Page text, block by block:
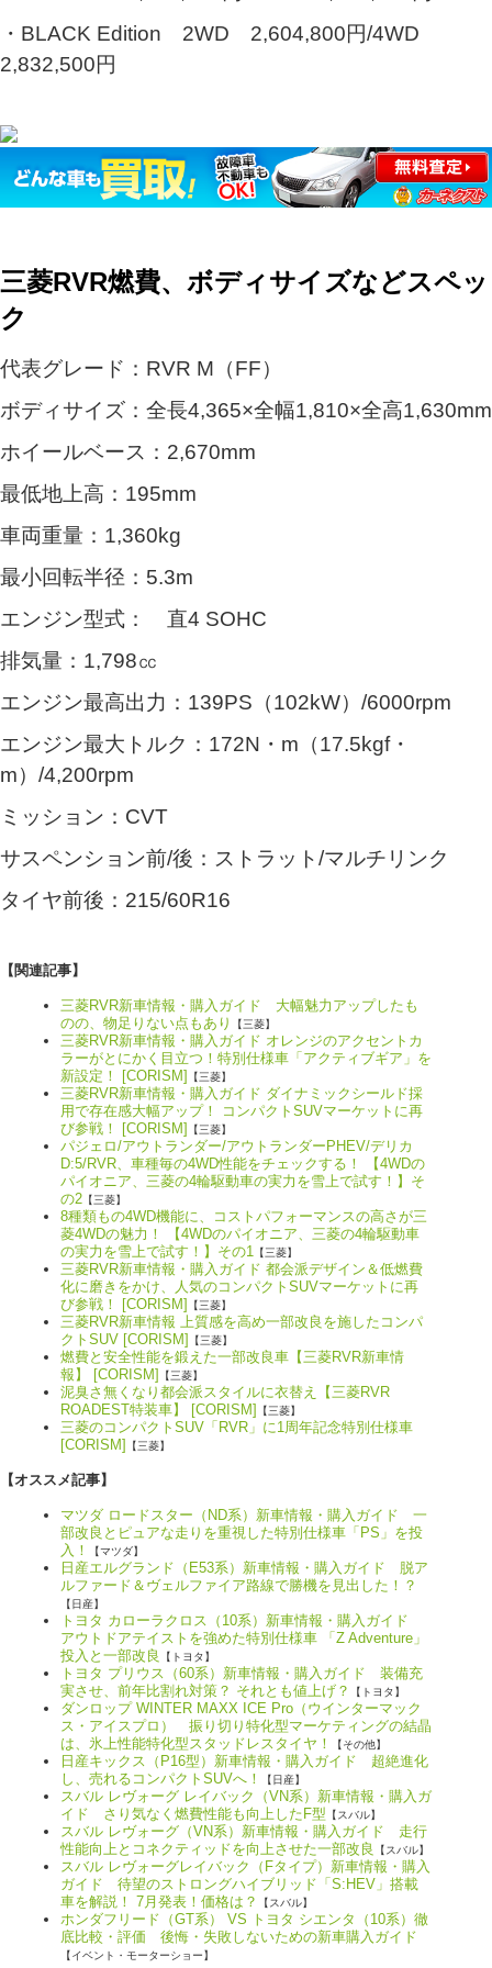
・BLACK Edition 2WD 2,604,800円/4WD
2,832,500円
三菱RVR燃費、ボディサイズなどスペッ
ク
代表グレード：RVR M（FF）
ボディサイズ：全長4,365×全幅1,810×全高1,630mm
ホイールベース：2,670mm
最低地上高：195mm
車両重量：1,360kg
最小回転半径：5.3m
エンジン型式： 直4 SOHC
排気量：1,798㏄
エンジン最高出力：139PS（102kW）/6000rpm
エンジン最大トルク：172N・m（17.5kgf・
m）/4,200rpm
ミッション：CVT
サスペンション前/後：ストラット/マルチリンク
タイヤ前後：215/60R16
【関連記事】
三菱RVR新車情報・購入ガイド 大幅魅力アップしたも
のの、物足りない点もあり
【三菱】
三菱RVR新車情報・購入ガイド オレンジのアクセントカ
ラーがとにかく目立つ！特別仕様車「アクティブギア」を
新設定！ [CORISM]
【三菱】
三菱RVR新車情報・購入ガイド ダイナミックシールド採
用で存在感大幅アップ！ コンパクトSUVマーケットに再
び参戦！ [CORISM]
【三菱】
パジェロ/アウトランダー/アウトランダーPHEV/デリカ
D:5/RVR、車種毎の4WD性能をチェックする！ 【4WDの
パイオニア、三菱の4輪駆動車の実力を雪上で試す！】そ
の2 【三菱】
8種類もの4WD機能に、コストパフォーマンスの高さが三
菱4WDの魅力！ 【4WDのパイオニア、三菱の4輪駆動車
の実力を雪上で試す！】その1 【三菱】
三菱RVR新車情報・購入ガイド 都会派デザイン＆低燃費
化に磨きをかけ、人気のコンパクトSUVマーケットに再
び参戦！ [CORISM]
【三菱】
三菱RVR新車情報 上質感を高め一部改良を施したコンパ
クトSUV [CORISM]
【三菱】
燃費と安全性能を鍛えた一部改良車【三菱RVR新車情
報】 [CORISM]
【三菱】
泥臭さ無くなり都会派スタイルに衣替え【三菱RVR
ROADEST特装車】 [CORISM]
【三菱】
三菱のコンパクトSUV「RVR」に1周年記念特別仕様車
[CORISM]
【三菱】
【オススメ記事】
マツダ ロードスター（ND系）新車情報・購入ガイド 一
部改良とピュアな走りを重視した特別仕様車「PS」を投
入！
【マツダ】
日産エルグランド（E53系）新車情報・購入ガイド 脱ア
ルファード＆ヴェルファイア路線で勝機を見出した！？
【日産】
トヨタ カローラクロス（10系）新車情報・購入ガイド
アウトドアテイストを強めた特別仕様車 「Z Adventure」
投入と一部改良
【トヨタ】
トヨタ プリウス（60系）新車情報・購入ガイド 装備充
実させ、前年比割れ対策？ それとも値上げ？
【トヨタ】
ダンロップ WINTER MAXX ICE Pro（ウインターマック
ス・アイスプロ） 振り切り特化型マーケティングの結晶
は、氷上性能特化型スタッドレスタイヤ！
【その他】
日産キックス（P16型）新車情報・購入ガイド 超絶進化
し、売れるコンパクトSUVへ！
【日産】
スバル レヴォーグ レイバック（VN系）新車情報・購入ガ
イド さり気なく燃費性能も向上したF型 【スバル】
スバル レヴォーグ（VN系）新車情報・購入ガイド 走行
性能向上とコネクティッドを向上させた一部改良
【スバル】
スバル レヴォーグレイバック（Fタイプ）新車情報・購入
ガイド 待望のストロングハイブリッド「S:HEV」搭載
車を解説！ 7月発表！価格は？
【スバル】
ホンダフリード（GT系） VS トヨタ シエンタ（10系）徹
底比較・評価 後悔・失敗しないための新車購入ガイド
【イベント・モーターショー】